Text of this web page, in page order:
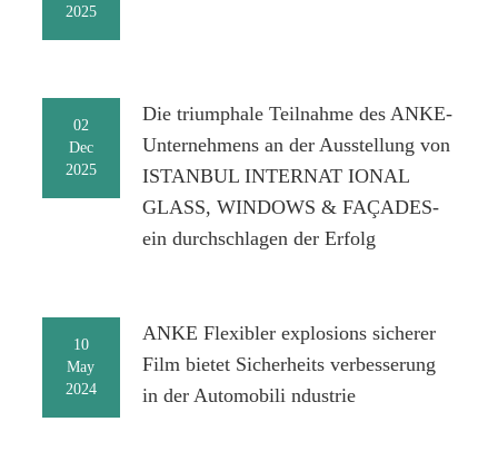
2025
02
Dec
2025
Die triumphale Teilnahme des ANKE-
Unternehmens an der Ausstellung von
ISTANBUL INTERNAT IONAL
GLASS, WINDOWS & FAÇADES-
ein durchschlagen der Erfolg
10
May
2024
ANKE Flexibler explosions sicherer
Film bietet Sicherheits verbesserung
in der Automobili ndustrie